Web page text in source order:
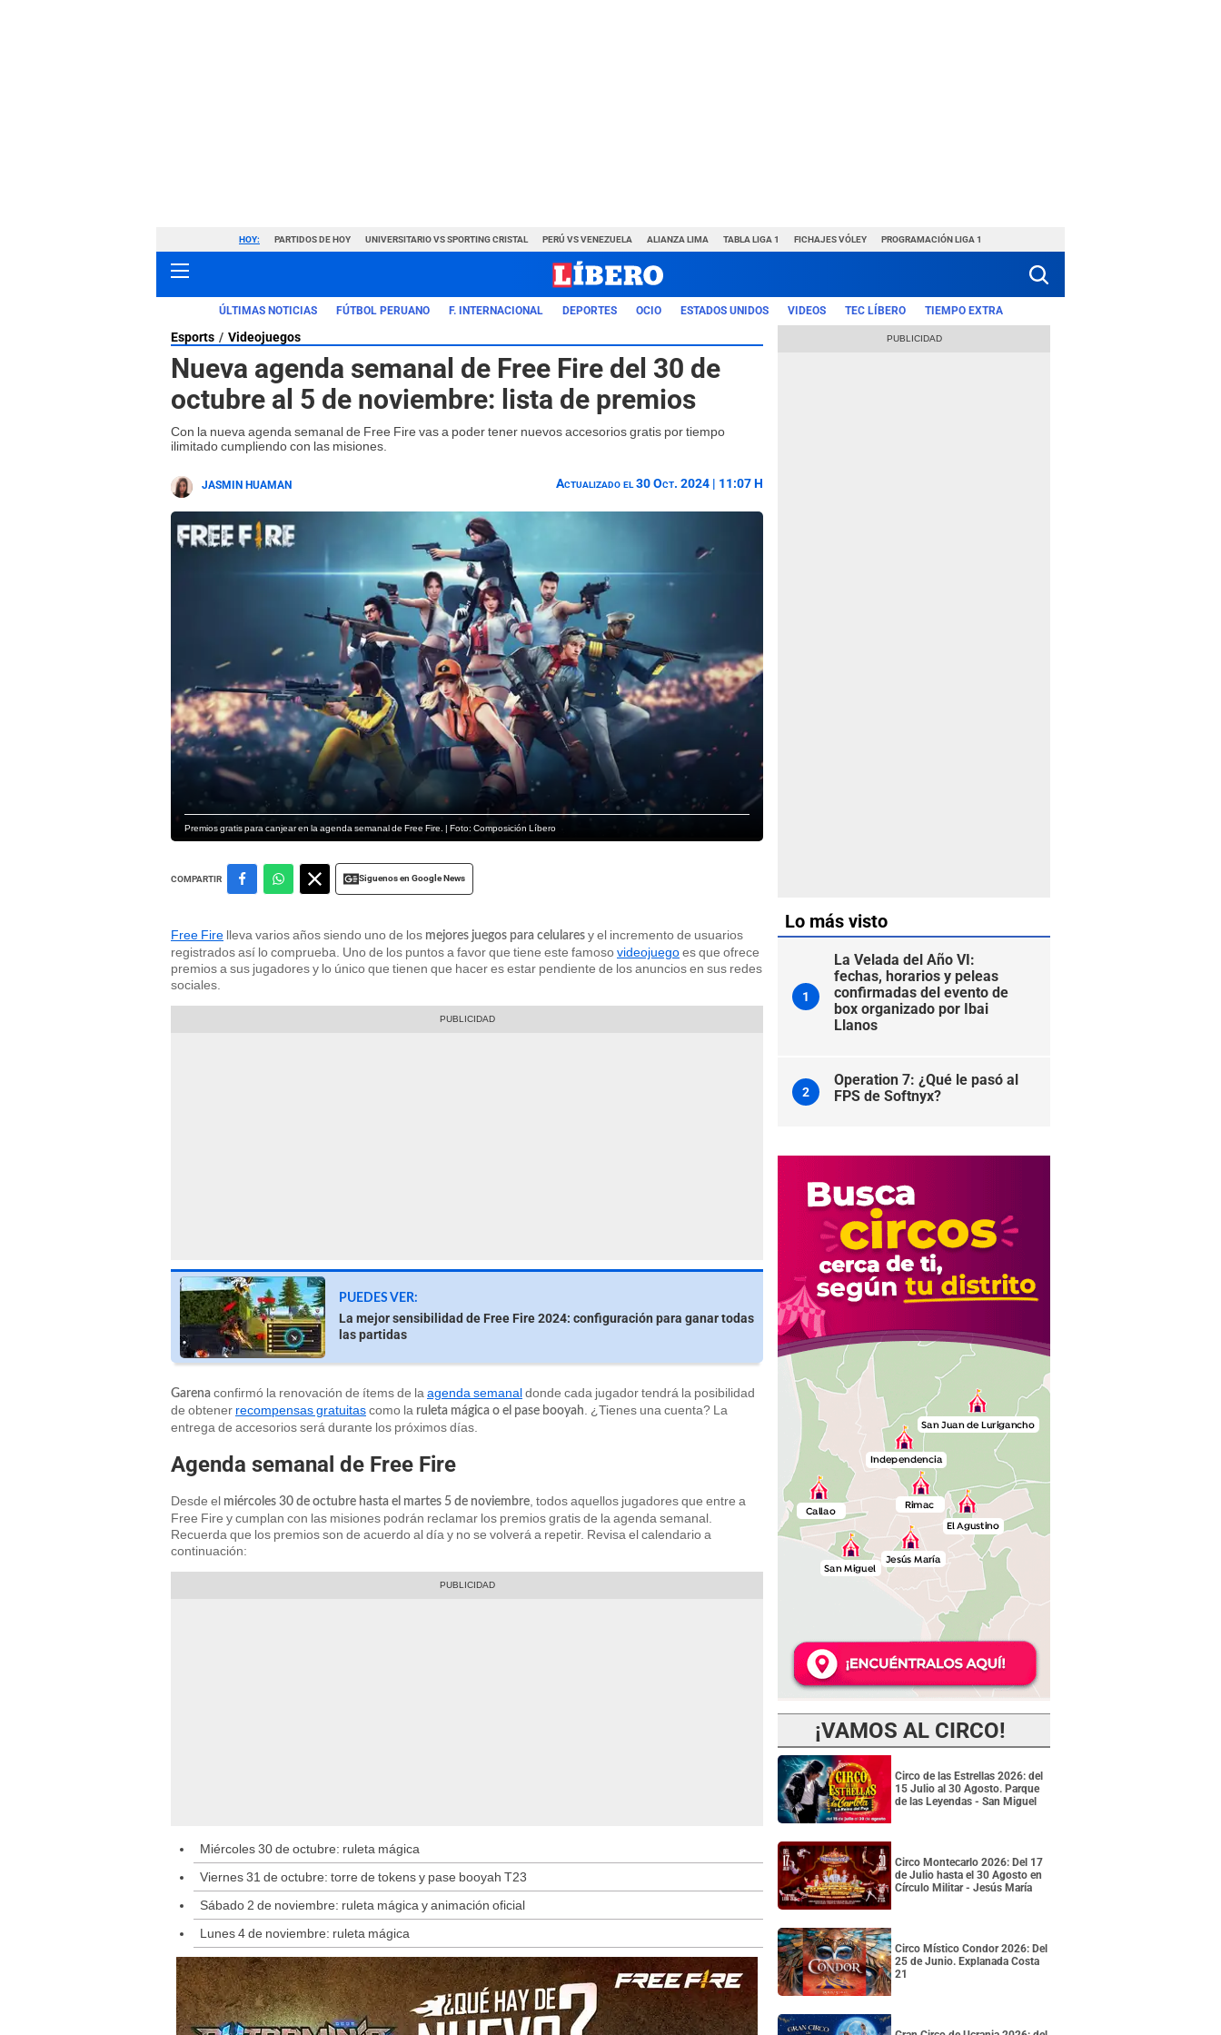
HOY: PARTIDOS DE HOY UNIVERSITARIO VS SPORTING CRISTAL PERÚ VS VENEZUELA ALIANZA LIMA TABLA LIGA 1 FICHAJES VÓLEY PROGRAMACIÓN LIGA 1
ÚLTIMAS NOTICIAS FÚTBOL PERUANO F. INTERNACIONAL DEPORTES OCIO ESTADOS UNIDOS VIDEOS TEC LÍBERO TIEMPO EXTRA
Esports Videojuegos
Nueva agenda semanal de Free Fire del 30 de
octubre al 5 de noviembre: lista de premios
Con la nueva agenda semanal de Free Fire vas a poder tener nuevos accesorios gratis por tiempo
ilimitado cumpliendo con las misiones.
JASMIN HUAMAN Actualizado el 30 Oct. 2024 | 11:07 H
Premios gratis para canjear en la agenda semanal de Free Fire. | Foto: Composición Líbero
COMPARTIR Siguenos en Google News
Free Fire lleva varios años siendo uno de los mejores juegos para celulares y el incremento de usuarios
registrados así lo comprueba. Uno de los puntos a favor que tiene este famosovideojuegoes que ofrece
premios a sus jugadores y lo único que tienen que hacer es estar pendiente de los anuncios en sus redes
sociales.
PUEDES VER:
La mejor sensibilidad de Free Fire 2024: configuración para ganar todas
las partidas
Garena confirmó la renovación de ítems de la agenda semanaldonde cada jugador tendrá la posibilidad
de obtener recompensas gratuitascomo la ruleta mágica o el pase booyah
. ¿Tienes una cuenta? La
entrega de accesorios será durante los próximos días.
Agenda semanal de Free Fire
Desde el miércoles 30 de octubre hasta el martes 5 de noviembre, todos aquellos jugadores que entre a
Free Fire y cumplan con las misiones podrán reclamar los premios gratis de la agenda semanal.
Recuerda que los premios son de acuerdo al día y no se volverá a repetir. Revisa el calendario a
continuación:
Miércoles 30 de octubre: ruleta mágica
Viernes 31 de octubre: torre de tokens y pase booyah T23
Sábado 2 de noviembre: ruleta mágica y animación oficial
Lunes 4 de noviembre: ruleta mágica
Lo más visto
1
La Velada del Año VI:
fechas, horarios y peleas
confirmadas del evento de
box organizado por Ibai
Llanos
2
Operation 7: ¿Qué le pasó al
FPS de Softnyx?
¡VAMOS AL CIRCO!
Circo de las Estrellas 2026: del
15 Julio al 30 Agosto. Parque
de las Leyendas - San Miguel
Circo Montecarlo 2026: Del 17
de Julio hasta el 30 Agosto en
Círculo Militar - Jesús María
Circo Místico Condor 2026: Del
25 de Junio. Explanada Costa
21